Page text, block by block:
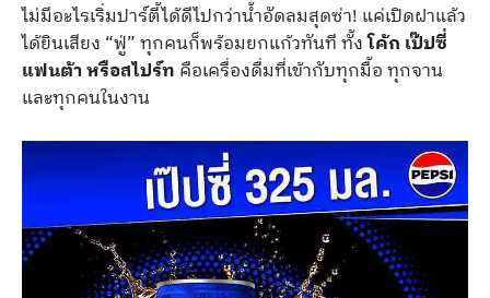
ไม่มีอะไรเริ่มปาร์ตี้ได้ดีไปกว่าน้ำอัดลมสุดซ่า! แค่เปิดฝาแล้ว
ได้ยินเสียง “ฟู่” ทุกคนก็พร้อมยกแก้วทันที ทั้งโค้ก เป๊ปซี่
แฟนต้า หรือสไปร์ท คือเครื่องดื่มที่เข้ากับทุกมื้อ ทุกจาน
และทุกคนในงาน